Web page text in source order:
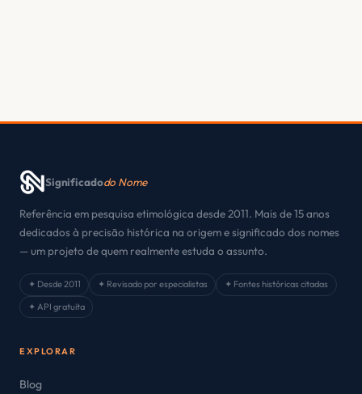
Significadodo Nome
Referência em pesquisa etimológica desde 2011. Mais de 15 anos
dedicados à precisão histórica na origem e significado dos nomes
— um projeto de quem realmente estuda o assunto.
✦ Desde 2011 ✦ Revisado por especialistas
✦ Fontes históricas citadas
✦ API gratuita
EXPLORAR
Blog